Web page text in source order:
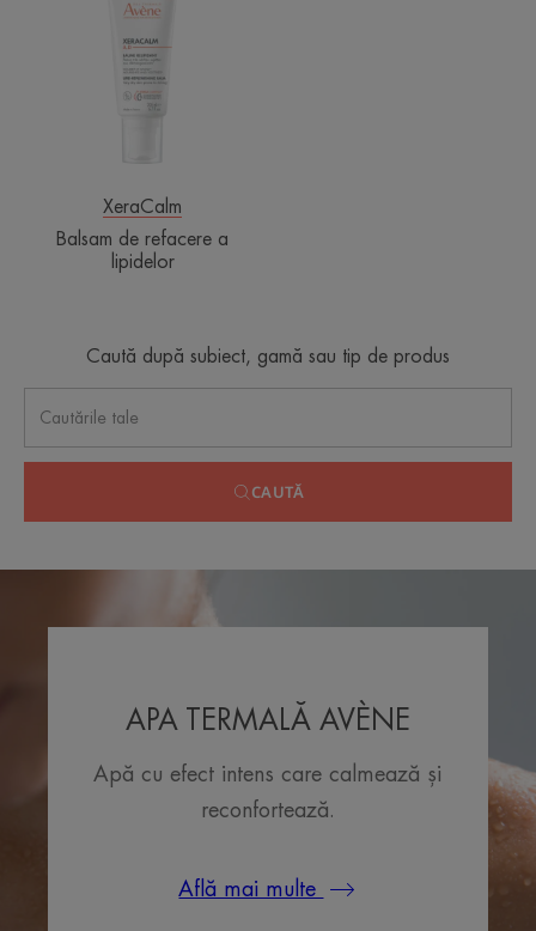
refacere
a
lipidelor
XeraCalm
Balsam de refacere a
lipidelor
Caută după subiect, gamă sau tip de produs
CAUTĂ
APA TERMALĂ AVÈNE
Apă cu efect intens care calmează și
reconfortează.
Află mai multe